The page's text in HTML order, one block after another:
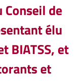
de
élu
BIATSS, et
et